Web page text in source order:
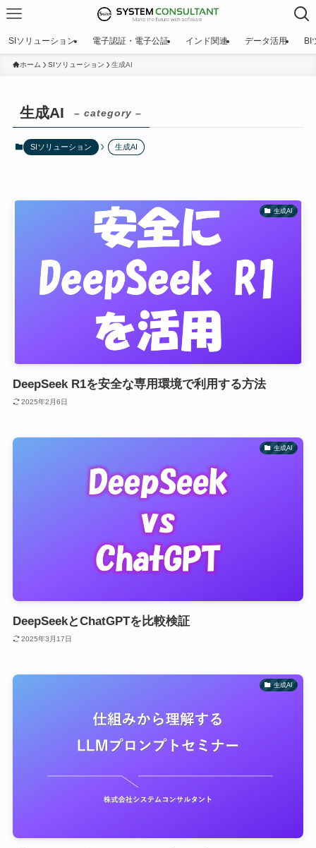
SIソリューション 電子認証・電子公証 インド関連 データ活用 BI
ホーム SIソリューション 生成AI
生成AI – category –
SIソリューション 生成AI
生成AI
DeepSeek R1を安全な専用環境で利用する方法
2025年2月6日
生成AI
DeepSeekとChatGPTを比較検証
2025年3月17日
生成AI